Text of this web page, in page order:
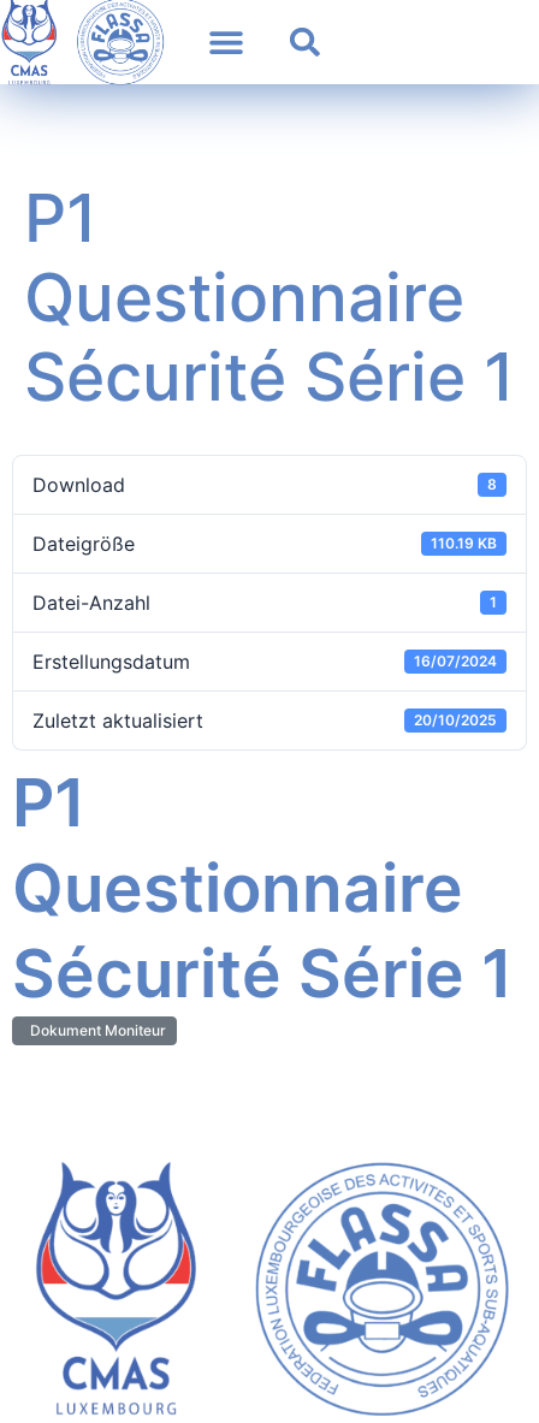
P1
Questionnaire
Sécurité Série 1
Download 8
Dateigröße 110.19 KB
Datei-Anzahl 1
Erstellungsdatum 16/07/2024
Zuletzt aktualisiert 20/10/2025
P1
Questionnaire
Sécurité Série 1
Dokument Moniteur